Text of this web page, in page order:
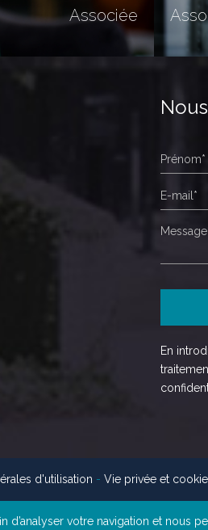
Associée
En
d'utilisation - Vie privée et
votre navigation et nous